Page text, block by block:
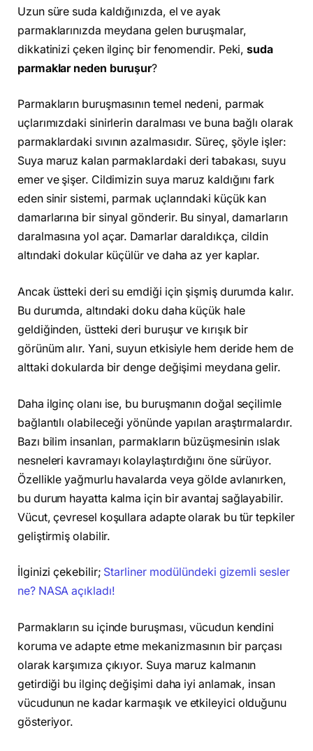
Uzun süre suda kaldığınızda, el ve ayak
parmaklarınızda meydana gelen buruşmalar,
dikkatinizi çeken ilginç bir fenomendir. Peki,suda
parmaklar neden buruşur?
Parmakların buruşmasının temel nedeni, parmak
uçlarımızdaki sinirlerin daralması ve buna bağlı olarak
parmaklardaki sıvının azalmasıdır. Süreç, şöyle işler:
Suya maruz kalan parmaklardaki deri tabakası, suyu
emer ve şişer. Cildimizin suya maruz kaldığını fark
eden sinir sistemi, parmak uçlarındaki küçük kan
damarlarına bir sinyal gönderir. Bu sinyal, damarların
daralmasına yol açar. Damarlar daraldıkça, cildin
altındaki dokular küçülür ve daha az yer kaplar.
Ancak üstteki deri su emdiği için şişmiş durumda kalır.
Bu durumda, altındaki doku daha küçük hale
geldiğinden, üstteki deri buruşur ve kırışık bir
görünüm alır. Yani, suyun etkisiyle hem deride hem de
alttaki dokularda bir denge değişimi meydana gelir.
Daha ilginç olanı ise, bu buruşmanın doğal seçilimle
bağlantılı olabileceği yönünde yapılan araştırmalardır.
Bazı bilim insanları, parmakların büzüşmesinin ıslak
nesneleri kavramayı kolaylaştırdığını öne sürüyor.
Özellikle yağmurlu havalarda veya gölde avlanırken,
bu durum hayatta kalma için bir avantaj sağlayabilir.
Vücut, çevresel koşullara adapte olarak bu tür tepkiler
geliştirmiş olabilir.
İlginizi çekebilir; Starliner modülündeki gizemli sesler
ne? NASA açıkladı!
Parmakların su içinde buruşması, vücudun kendini
koruma ve adapte etme mekanizmasının bir parçası
olarak karşımıza çıkıyor. Suya maruz kalmanın
getirdiği bu ilginç değişimi daha iyi anlamak, insan
vücudunun ne kadar karmaşık ve etkileyici olduğunu
gösteriyor.